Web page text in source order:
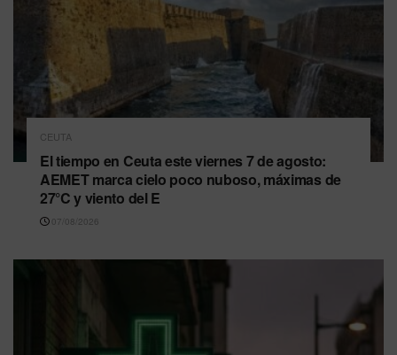
CEUTA
El tiempo en Ceuta este viernes 7 de agosto:
AEMET marca cielo poco nuboso, máximas de
27°C y viento del E
07/08/2026